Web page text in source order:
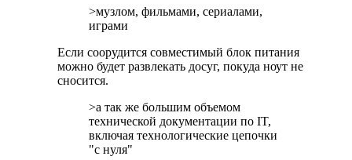
>музлом, фильмами, сериалами,
играми
Если соорудится совместимый блок питания
можно будет развлекать досуг, покуда ноут не
сносится.
>а так же большим объемом
технической документации по IT,
включая технологические цепочки
"с нуля"